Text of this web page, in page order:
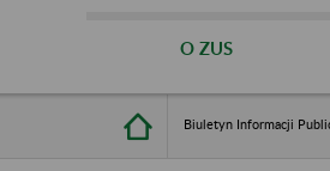
O ZUS
Biuletyn Informacji